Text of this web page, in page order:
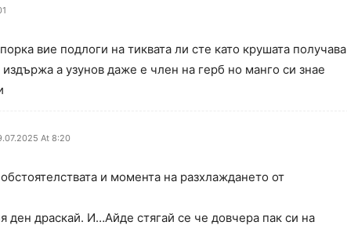
вие подлоги на тиквата ли сте като крушата получава
а узунов даже е член на герб но манго си знае
At 8:20
и момента на разхлаждането от
ден драскай. И…Айде стягай се че довчера пак си на